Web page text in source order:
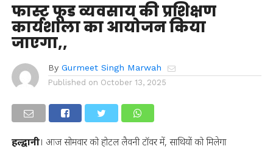
फास्ट फूड व्यवसाय की प्रशिक्षण
कार्यशाला का आयोजन किया
जाएगा,,
By Gurmeet Singh Marwah
Published on October 13, 2025
हल्द्वानी। आज सोमवार को होटल लैवनी टॉवर में, साथियों को मिलेगा